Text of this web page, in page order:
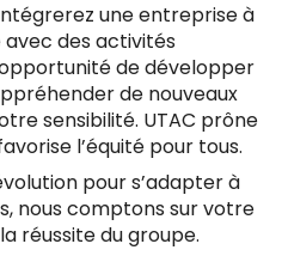
une entreprise à
des activités
de développer
de nouveaux
sensibilité. UTAC prône
l’équité pour tous.
pour s’adapter à
nous comptons sur votre
réussite du groupe.